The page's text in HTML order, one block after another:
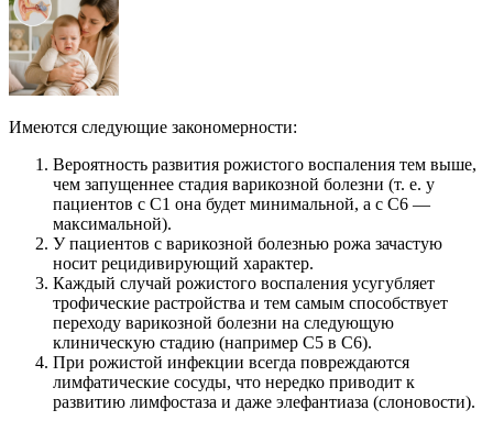
Имеются следующие закономерности:
Вероятность развития рожистого воспаления тем выше,
чем запущеннее стадия варикозной болезни (т. е. у
пациентов с С1 она будет минимальной, а с С6 —
максимальной).
У пациентов с варикозной болезнью рожа зачастую
носит рецидивирующий характер.
Каждый случай рожистого воспаления усугубляет
трофические растройства и тем самым способствует
переходу варикозной болезни на следующую
клиническую стадию (например С5 в С6).
При рожистой инфекции всегда повреждаются
лимфатические сосуды, что нередко приводит к
развитию лимфостаза и даже элефантиаза (слоновости).